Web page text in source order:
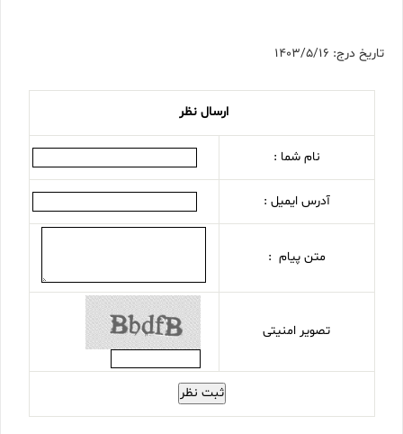
تاریخ درج: 1403/5/16
ارسال نظر
نام شما :
آدرس ایمیل :
متن پیام :
تصویر امنیتی
ثبت نظر